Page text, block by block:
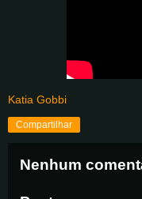
Katia Gobbi
Compartilhar
Nenhum